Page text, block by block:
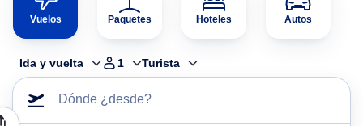
Vuelos Paquetes Hoteles Autos
Ida y vuelta 1 Turista
Dónde ¿desde?